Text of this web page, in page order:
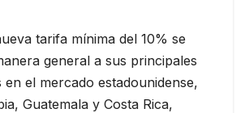
tarifa mínima del 10% se
general a sus principales
en el mercado estadounidense,
Guatemala y Costa Rica,